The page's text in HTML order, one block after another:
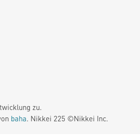
zu.
baha. Nikkei 225 ©Nikkei Inc.